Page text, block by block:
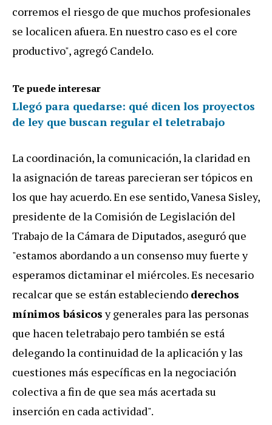
corremos el riesgo de que muchos profesionales
se localicen afuera. En nuestro caso es el core
productivo", agregó Candelo.
Te puede interesar
Llegó para quedarse: qué dicen los proyectos
de ley que buscan regular el teletrabajo
La coordinación, la comunicación, la claridad en
la asignación de tareas parecieran ser tópicos en
los que hay acuerdo. En ese sentido, Vanesa Sisley,
presidente de la Comisión de Legislación del
Trabajo de la Cámara de Diputados, aseguró que
"estamos abordando a un consenso muy fuerte y
esperamos dictaminar el miércoles. Es necesario
recalcar que se están estableciendo derechos
mínimos básicosy generales para las personas
que hacen teletrabajo pero también se está
delegando la continuidad de la aplicación y las
cuestiones más específicas en la negociación
colectiva a fin de que sea más acertada su
inserción en cada actividad".